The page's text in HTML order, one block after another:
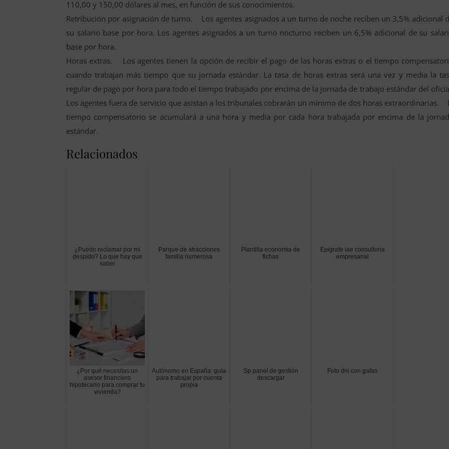
110,00 y 150,00 dólares al mes, en función de sus conocimientos.
Retribución por asignación de turno. Los agentes asignados a un turno de noche reciben un 3,5% adicional
su salario base por hora. Los agentes asignados a un turno nocturno reciben un 6,5% adicional de su
base por hora.
Horas extras. Los agentes tienen la opción de recibir el pago de las horas extras o el tiempo
cuando trabajan más tiempo que su jornada estándar. La tasa de horas extras será una vez y media la
regular de pago por hora para todo el tiempo trabajado por encima de la jornada de trabajo estándar del
Los agentes fuera de servicio que asistan a los tribunales cobrarán un mínimo de dos horas extraordinarias.
tiempo compensatorio se acumulará a una hora y media por cada hora trabajada por encima de la
estándar.
Relacionados
¿Puedo reclamar por mi
despido? Lo que hay que
saber
Parque de atracciones
familia numerosa
Plantilla economia de
fichas
Epigrafe iae consultoria
empresarial
¿Por qué necesitas un
asesor financiero
hipotecario para comprar tu
vivienda?
Autónomo en España: guía
para trabajar por cuenta
propia
Sp panel de gestión
descargar
Foto dni con gafas